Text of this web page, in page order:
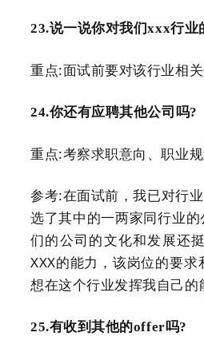
23.说一说你对我们xxx行业
重点:面试前要对该行业相
24.你还有应聘其他公司吗?
重点:考察求职意向、职业
参考:在面试前，我已对行
选了其中的一两家同行业
们的公司的文化和发展还
XXX的能力，该岗位的要
想在这个行业发挥我自己的
25.有收到其他的offer吗?